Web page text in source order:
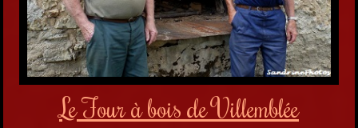
Le Four à bois de Villemblée